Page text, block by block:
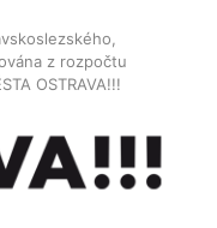
z rozpočtu
OSTRAVA!!!